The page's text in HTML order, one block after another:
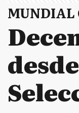
MUNDIAL